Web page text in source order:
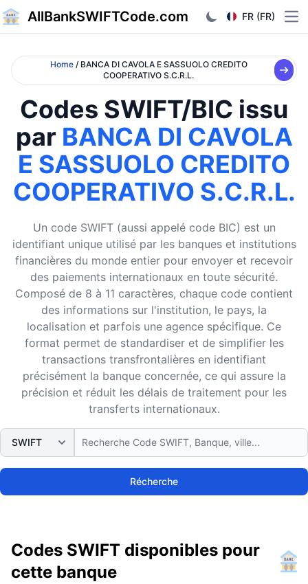
AllBankSWIFTCode.com FR (FR)
Home/ BANCA DI CAVOLA E SASSUOLO CREDITO
COOPERATIVO S.C.R.L.
Codes SWIFT/BIC issu
par BANCA DI CAVOLA
E SASSUOLO CREDITO
COOPERATIVO S.C.R.L.
Un code SWIFT (aussi appelé code BIC) est un
identifiant unique utilisé par les banques et institutions
financières du monde entier pour envoyer et recevoir
des paiements internationaux en toute sécurité.
Composé de 8 à 11 caractères, chaque code contient
des informations sur l'institution, le pays, la
localisation et parfois une agence spécifique. Ce
format permet de standardiser et de simplifier les
transactions transfrontalières en identifiant
précisément la banque concernée, ce qui assure la
précision et réduit les délais de traitement pour les
transferts internationaux.
Récherche
Codes SWIFT disponibles pour
cette banque